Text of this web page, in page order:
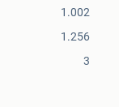
1.002
1.256
3